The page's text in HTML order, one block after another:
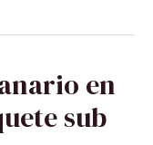
en
sub